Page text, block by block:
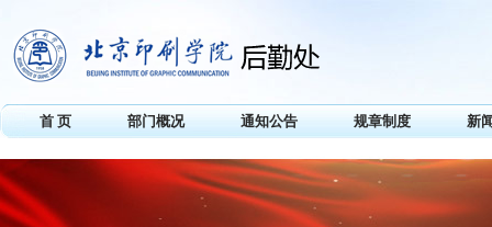
首 页 部门概况 通知公告 规章制度 新